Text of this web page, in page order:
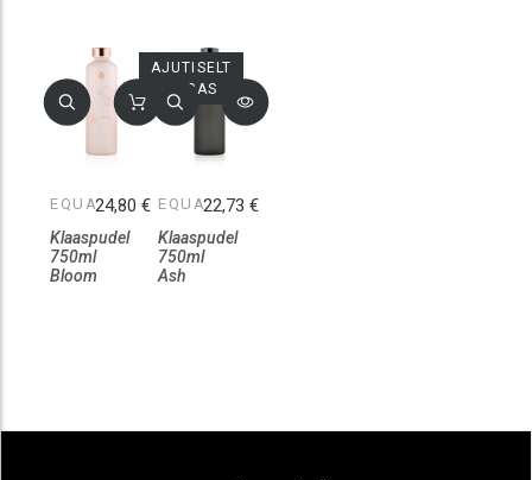
EQUA
Klaaspudel
750ml
Bloom
24,80 € EQUA
Klaaspudel
750ml
Ash
22,73 €
AJUTISELT
OTSAS